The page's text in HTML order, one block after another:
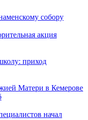
собору
акция
приход
Матери в Кемерове
начал